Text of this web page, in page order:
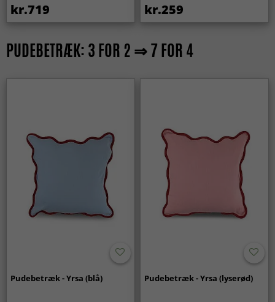
kr.719 kr.259
PUDEBETRÆK: 3 FOR 2 ⇒ 7 FOR 4
Pudebetræk - Yrsa (blå) Pudebetræk - Yrsa (lyserød)